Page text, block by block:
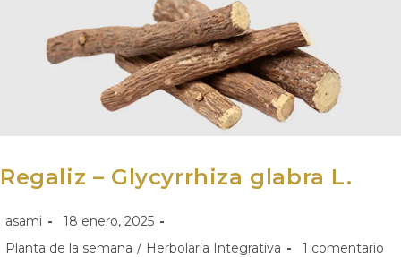
Regaliz – Glycyrrhiza glabra L.
asami
18 enero, 2025
Planta de la semana / Herbolaria Integrativa 1 comentario